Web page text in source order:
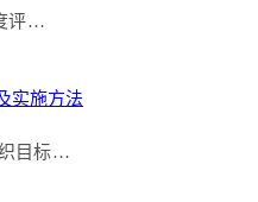
评…
实施方法
目标…